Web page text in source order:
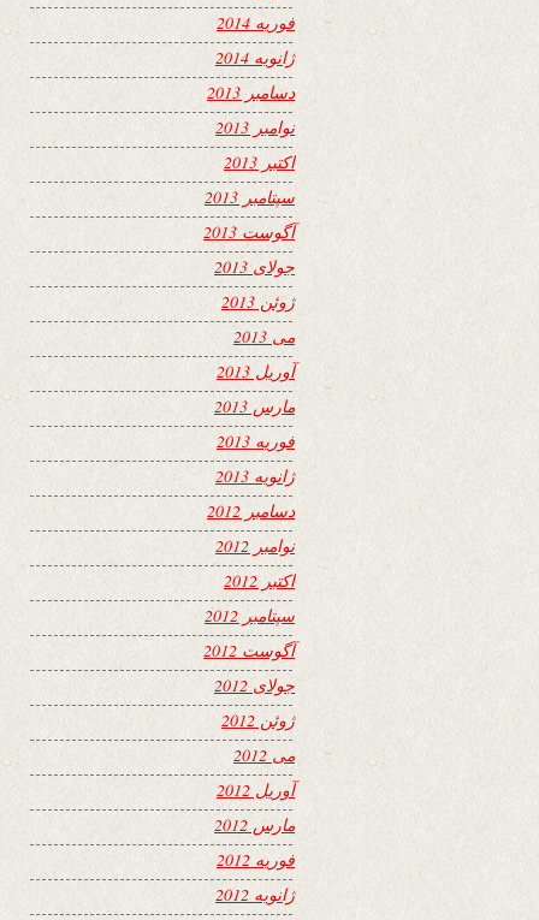
فوریه 2014
ژانویه 2014
دسامبر 2013
نوامبر 2013
اکتبر 2013
سپتامبر 2013
آگوست 2013
جولای 2013
ژوئن 2013
می 2013
آوریل 2013
مارس 2013
فوریه 2013
ژانویه 2013
دسامبر 2012
نوامبر 2012
اکتبر 2012
سپتامبر 2012
آگوست 2012
جولای 2012
ژوئن 2012
می 2012
آوریل 2012
مارس 2012
فوریه 2012
ژانویه 2012